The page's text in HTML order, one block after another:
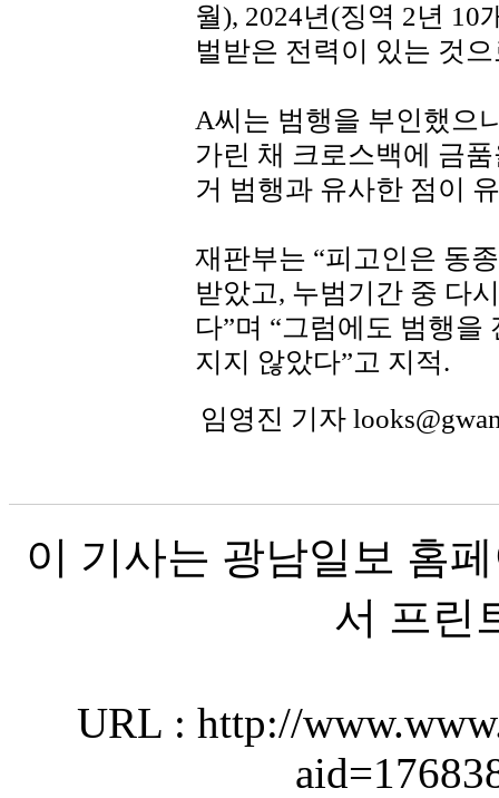
월), 2024년(징역 2년 10
벌받은 전력이 있는 것
A씨는 범행을 부인했으
가린 채 크로스백에 금
거 범행과 유사한 점이
재판부는 “피고인은 동
받았고, 누범기간 중 다
다”며 “그럼에도 범행
지지 않았다”고 지적.
임영진 기자
이 기사는 광남일보 홈
서 프린
URL : http://